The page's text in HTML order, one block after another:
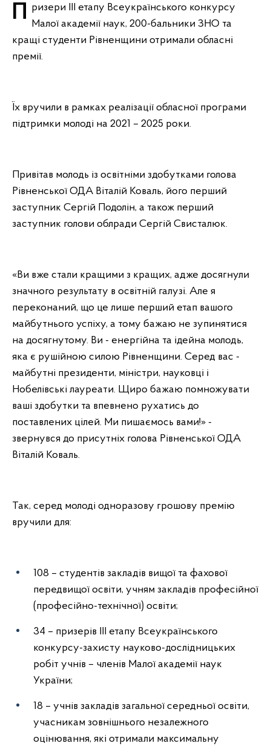
Призери ІІІ етапу Всеукраїнського конкурсу Малої академії наук, 200-бальники ЗНО та
кращі студенти Рівненщини отримали обласні
премії.
Їх вручили в рамках реалізації обласної програми
підтримки молоді на 2021 – 2025 роки.
Привітав молодь із освітніми здобутками голова
Рівненської ОДА Віталій Коваль, його перший
заступник Сергій Подолін, а також перший
заступник голови облради Сергій Свисталюк.
«Ви вже стали кращими з кращих, адже досягнули
значного результату в освітній галузі. Але я
переконаний, що це лише перший етап вашого
майбутнього успіху, а тому бажаю не зупинятися
на досягнутому. Ви - енергійна та ідейна молодь,
яка є рушійною силою Рівненщини. Серед вас -
майбутні президенти, міністри, науковці і
Нобелівські лауреати. Щиро бажаю помножувати
ваші здобутки та впевнено рухатись до
поставлених цілей. Ми пишаємось вами!» -
звернувся до присутніх голова Рівненської ОДА
Віталій Коваль.
Так, серед молоді одноразову грошову премію
вручили для:
108 – студентів закладів вищої та фахової
передвищої освіти, учням закладів професійної
(професійно-технічної) освіти;
34 – призерів ІІІ етапу Всеукраїнського
конкурсу-захисту науково-дослідницьких
робіт учнів – членів Малої академії наук
України;
18 – учнів закладів загальної середньої освіти,
учасникам зовнішнього незалежного
оцінювання, які отримали максимальну